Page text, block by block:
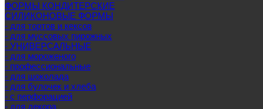
ФОРМЫ КОНДИТЕРСКИЕ
СИЛИКОНОВЫЕ ФОРМЫ
- для тортов и кексов
- для муссовых пирожных
- УНИВЕРСАЛЬНЫЕ
- для мороженого
- профессиональные
- для шоколада
- для булочек и хлеба
- с перфорацией
- для декора